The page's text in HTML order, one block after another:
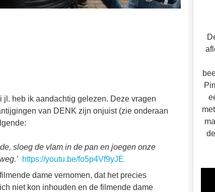
heb ik aandachtig gelezen. Deze vragen
van DENK zijn onjuist (zie onderaan
sloeg de vlam in de pan en joegen onze
https://youtu.be/fo5p4Vf9yJE
dame vernomen, dat het precies
niet kon inhouden en de filmende dame